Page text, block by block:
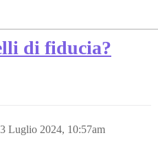
di fiducia?
Luglio 2024, 10:57am